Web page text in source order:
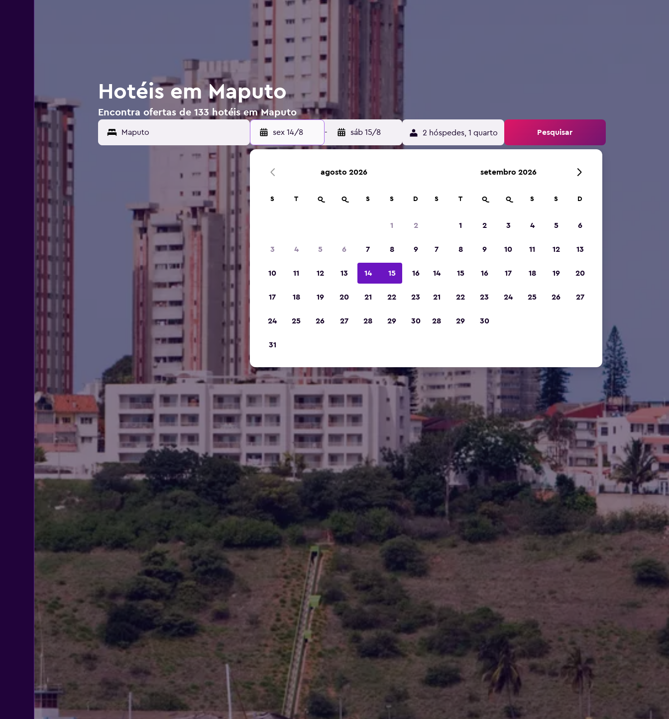
Hotéis em Maputo
Encontra ofertas de 133 hotéis em Maputo
sex 14/8 - sáb 15/8 2 hóspedes, 1 quarto Pesquisar
agosto 2026
S T Q Q S S D
1 2
3 4 5 6 7 8 9
10 11 12 13 14 15 16
17 18 19 20 21 22 23
24 25 26 27 28 29 30
31
setembro 2026
S T Q Q S S D
1 2 3 4 5 6
7 8 9 10 11 12 13
14 15 16 17 18 19 20
21 22 23 24 25 26 27
28 29 30